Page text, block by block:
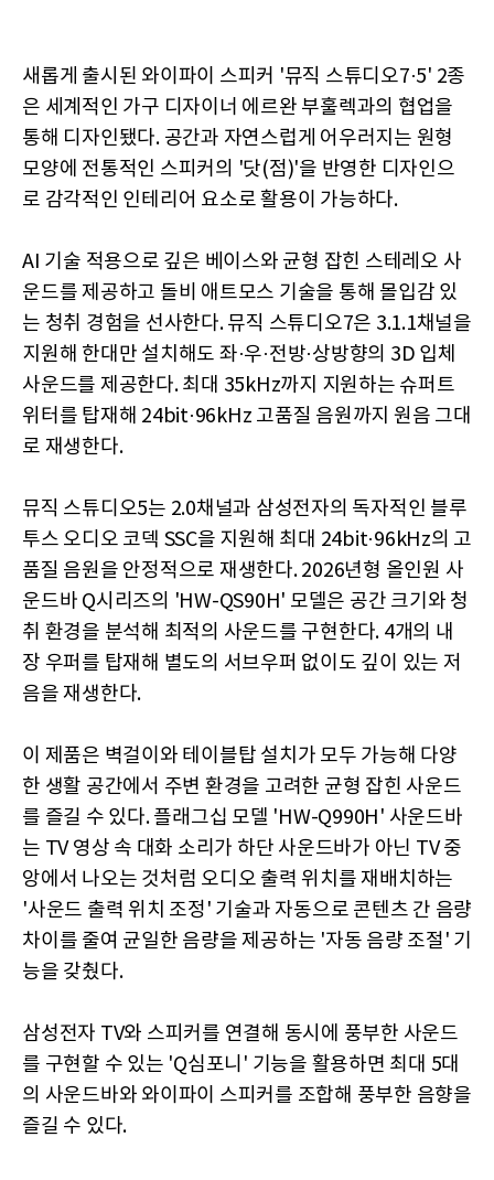
새롭게 출시된 와이파이 스피커 '뮤직 스튜디오7·5' 2종
은 세계적인 가구 디자이너 에르완 부훌렉과의 협업을
통해 디자인됐다. 공간과 자연스럽게 어우러지는 원형
모양에 전통적인 스피커의 '닷(점)'을 반영한 디자인으
로 감각적인 인테리어 요소로 활용이 가능하다.
AI 기술 적용으로 깊은 베이스와 균형 잡힌 스테레오 사
운드를 제공하고 돌비 애트모스 기술을 통해 몰입감 있
는 청취 경험을 선사한다. 뮤직 스튜디오7은 3.1.1채널을
지원해 한대만 설치해도 좌·우·전방·상방향의 3D 입체
사운드를 제공한다. 최대 35kHz까지 지원하는 슈퍼트
위터를 탑재해 24bit·96kHz 고품질 음원까지 원음 그대
로 재생한다.
뮤직 스튜디오5는 2.0채널과 삼성전자의 독자적인 블루
투스 오디오 코덱 SSC을 지원해 최대 24bit·96kHz의 고
품질 음원을 안정적으로 재생한다. 2026년형 올인원 사
운드바 Q시리즈의 'HW-QS90H' 모델은 공간 크기와 청
취 환경을 분석해 최적의 사운드를 구현한다. 4개의 내
장 우퍼를 탑재해 별도의 서브우퍼 없이도 깊이 있는 저
음을 재생한다.
이 제품은 벽걸이와 테이블탑 설치가 모두 가능해 다양
한 생활 공간에서 주변 환경을 고려한 균형 잡힌 사운드
를 즐길 수 있다. 플래그십 모델 'HW-Q990H' 사운드바
는 TV 영상 속 대화 소리가 하단 사운드바가 아닌 TV 중
앙에서 나오는 것처럼 오디오 출력 위치를 재배치하는
'사운드 출력 위치 조정' 기술과 자동으로 콘텐츠 간 음량
차이를 줄여 균일한 음량을 제공하는 '자동 음량 조절' 기
능을 갖췄다.
삼성전자 TV와 스피커를 연결해 동시에 풍부한 사운드
를 구현할 수 있는 'Q심포니' 기능을 활용하면 최대 5대
의 사운드바와 와이파이 스피커를 조합해 풍부한 음향을
즐길 수 있다.